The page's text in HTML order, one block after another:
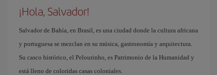
¡Hola, Salvador!
Salvador de Bahía, en Brasil, es una ciudad donde la cultura africana
y portuguesa se mezclan en su música, gastronomía y arquitectura.
Su casco histórico, el Pelourinho, es Patrimonio de la Humanidad y
está lleno de coloridas casas coloniales.